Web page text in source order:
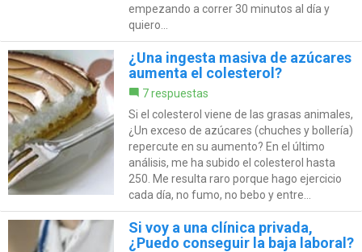
empezando a correr 30 minutos al día y
quiero...
¿Una ingesta masiva de azúcares
aumenta el colesterol?
7 respuestas
Si el colesterol viene de las grasas animales,
¿Un exceso de azúcares (chuches y bollería)
repercute en su aumento? En el último
análisis, me ha subido el colesterol hasta
250. Me resulta raro porque hago ejercicio
cada día, no fumo, no bebo y entre...
Si voy a una clínica privada,
¿Puedo conseguir la baja laboral?